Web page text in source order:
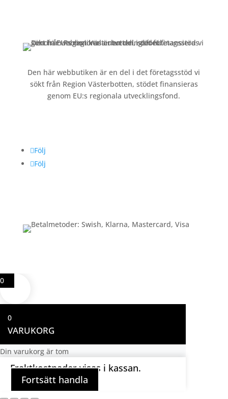
Den här webbutiken är en del i det företagsstöd vi
sökt från Region Västerbotten, stödet finansieras
genom EU:s regionala utvecklingsfond.
Följ
Följ
0
0
VARUKORG
Din varukorg är tom
Fraktkostnader visas i kassan.
Fortsätt handla